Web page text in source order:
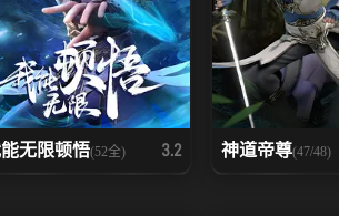
无限顿悟(52全) 3.2 神道帝尊(47/48)